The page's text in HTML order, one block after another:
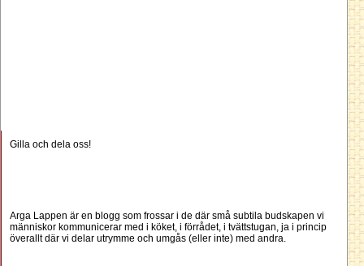
Gilla och dela oss!
Arga Lappen är en blogg som frossar i de där små subtila budskapen vi
människor kommunicerar med i köket, i förrådet, i tvättstugan, ja i princip
överallt där vi delar utrymme och umgås (eller inte) med andra.